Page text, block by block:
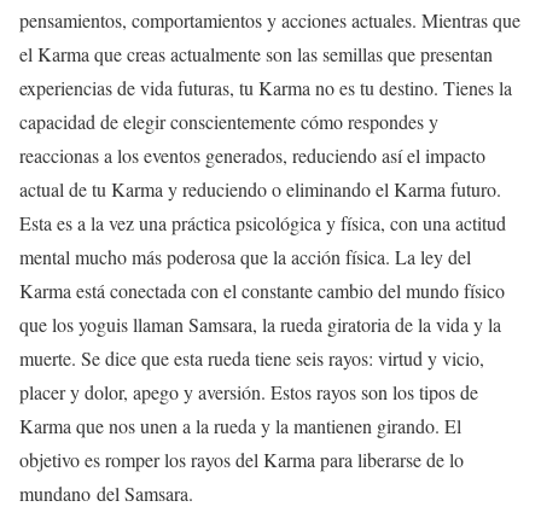
pensamientos, comportamientos y acciones actuales. Mientras que
el Karma que creas actualmente son las semillas que presentan
experiencias de vida futuras, tu Karma no es tu destino. Tienes la
capacidad de elegir conscientemente cómo respondes y
reaccionas a los eventos generados, reduciendo así el impacto
actual de tu Karma y reduciendo o eliminando el Karma futuro.
Esta es a la vez una práctica psicológica y física, con una actitud
mental mucho más poderosa que la acción física. La ley del
Karma está conectada con el constante cambio del mundo físico
que los yoguis llaman Samsara, la rueda giratoria de la vida y la
muerte. Se dice que esta rueda tiene seis rayos: virtud y vicio,
placer y dolor, apego y aversión. Estos rayos son los tipos de
Karma que nos unen a la rueda y la mantienen girando. El
objetivo es romper los rayos del Karma para liberarse de lo
mundano del Samsara.